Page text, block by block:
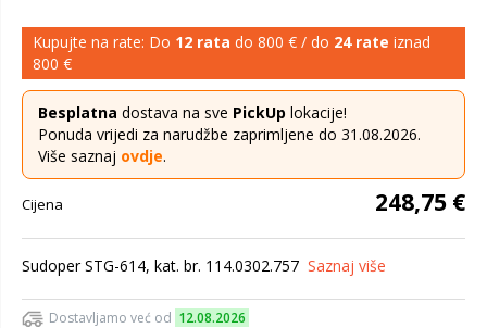
Kupujte na rate: Do 12 rata do 800 € / do 24 rate iznad
800 €
Besplatna dostava na sve PickUp lokacije!
Ponuda vrijedi za narudžbe zaprimljene do 31.08.2026.
Više saznaj ovdje.
Cijena 248,75 €
Sudoper STG-614, kat. br. 114.0302.757 Saznaj više
Dostavljamo već od 12.08.2026